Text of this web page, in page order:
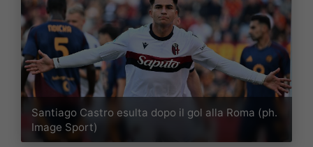
Santiago Castro esulta dopo il gol alla Roma (ph.
Image Sport)